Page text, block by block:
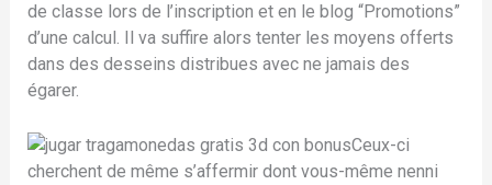
de classe lors de l’inscription et en le blog “Promotions”
d’une calcul. Il va suffire alors tenter les moyens offerts
dans des desseins distribues avec ne jamais des
égarer.
Ceux-ci
cherchent de même s’affermir dont vous-même nenni